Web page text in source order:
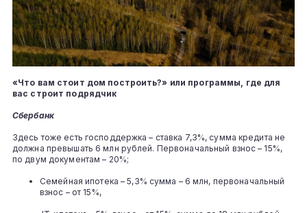
«Что вам стоит дом построить?» или программы, где для
вас строит подрядчик
Сбербанк
Здесь тоже есть господдержка – ставка 7,3%, сумма кредита не
должна превышать 6 млн рублей. Первоначальный взнос – 15%,
по двум документам – 20%;
Семейная ипотека – 5,3% сумма – 6 млн, первоначальный
взнос – от 15%,